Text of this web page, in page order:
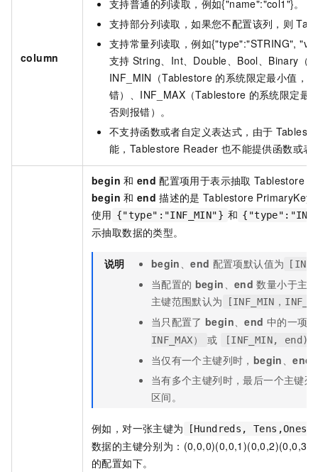
column
支持普通的列读取，例如{"name":"col1"}。
支持部分列读取，如果您不配置该列，则
支持常量列读取，例如{"type":"STRING",
支持 String、Int、Double、Bool、Binary（
INF_MIN（Tablestore 的系统限定最小值，
错）、INF_MAX（Tablestore 的系统限定最
否则报错）。
不支持函数或者自定义表达式，由于
能，Tablestore Reader 也不能提供函数或表
begin 和 end 配置项用于表示抽取 Tablestore
begin 和 end 描述的是 Tablestore PrimaryKey
使用 {"type":"INF_MIN"} 和
示抽取数据的类型。
说明 begin 、end 配置项默认值为
当配置的 begin 、end 数量小于主
主键范围默认为
[INF_MIN，
当只配置了 begin 、end 中的一项
INF_MAX） 或 [INF_MIN, end)
当仅有一个主键列时， begin 、end
当有多个主键列时，最后一个主键
区间。
例如，对一张主键为 [Hundreds, Tens,Ones]
数据的主键分别为：
的配置如下。